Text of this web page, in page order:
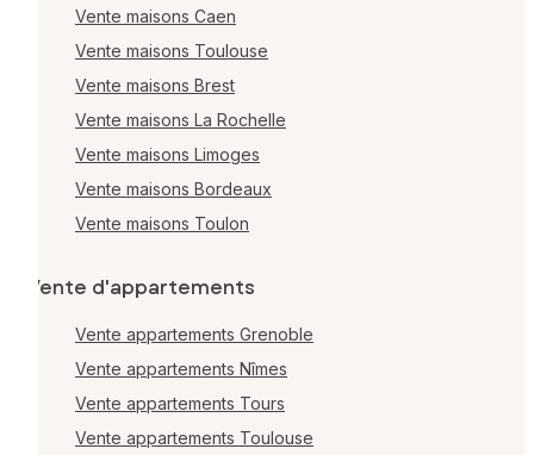
Vente maisons Caen
Vente maisons Toulouse
Vente maisons Brest
Vente maisons La Rochelle
Vente maisons Limoges
Vente maisons Bordeaux
Vente maisons Toulon
Vente d'appartements
Vente appartements Grenoble
Vente appartements Nîmes
Vente appartements Tours
Vente appartements Toulouse